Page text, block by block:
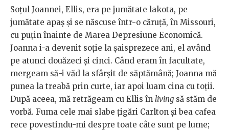
Soțul Joannei, Ellis, era pe jumătate lakota, pe
jumătate apaș și se născuse într-o căruță, în Missouri,
cu puțin înainte de Marea Depresiune Economică.
Joanna i-a devenit soție la șaisprezece ani, el având
pe atunci douăzeci și cinci. Când eram în facultate,
mergeam să-i văd la sfârșit de săptămână; Joanna mă
punea la treabă prin curte, iar apoi luam cina cu toții.
După aceea, mă retrăgeam cu Ellis în living să stăm de
vorbă. Fuma cele mai slabe țigări Carlton și bea cafea
rece povestindu-mi despre toate câte sunt pe lume;